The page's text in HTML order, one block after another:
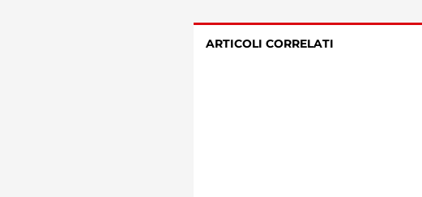
ARTICOLI CORRELATI